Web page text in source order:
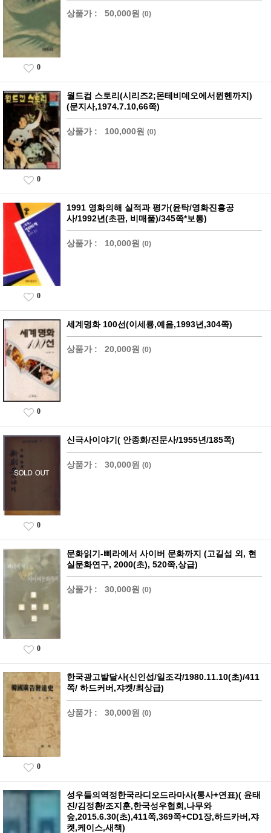
상품가 : 50,000원 (0)
0
월드컵 스토리(시리즈2;몬테비데오에서뮌헨까지)
(문지사,1974.7.10,66쪽)
상품가 : 100,000원 (0)
0
1991 영화의해 실적과 평가(윤탁/영화진흥공
사/1992년(초판, 비매품)/345쪽*보통)
상품가 : 10,000원 (0)
0
세계명화 100선(이세룡,예음,1993년,304쪽)
상품가 : 20,000원 (0)
0
신극사이야기( 안종화/진문사/1955년/185쪽)
상품가 : 30,000원 (0)
0
문화읽기-삐라에서 사이버 문화까지 (고길섭 외, 현
실문화연구, 2000(초), 520쪽,상급)
상품가 : 30,000원 (0)
0
한국광고발달사(신인섭/일조각/1980.11.10(초)/411
쪽/ 하드커버,쟈켓/최상급)
상품가 : 30,000원 (0)
0
성우들의역정한국라디오드라마사(통사+연표)( 윤태
진/김정환/조지훈,한국성우협회,나무와
숲,2015.6.30(초),411쪽,369쪽+CD1장,하드카버,쟈
켓,케이스,새책)